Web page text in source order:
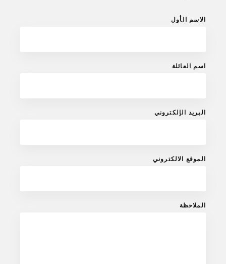
الاسم الأول
اسم العائلة
البريد الإلكتروني
الموقع الالكتروني
الملاحظة